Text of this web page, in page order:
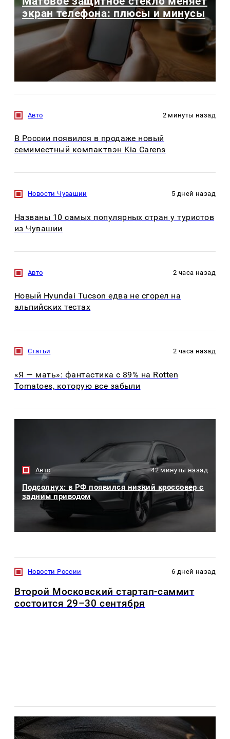
экран телефона: плюсы и минусы
Авто 2 минуты назад
В России появился в продаже новый
семиместный компактвэн Kia Carens
Новости Чувашии 5 дней назад
Названы 10 самых популярных стран у туристов
из Чувашии
Авто 2 часа назад
Новый Hyundai Tucson едва не сгорел на
альпийских тестах
Статьи 2 часа назад
«Я — мать»: фантастика с 89% на Rotten
Tomatoes, которую все забыли
Авто 42 минуты назад
Подсолнух: в РФ появился низкий кроссовер с
задним приводом
Новости России 6 дней назад
Второй Московский стартап-саммит
состоится 29–30 сентября